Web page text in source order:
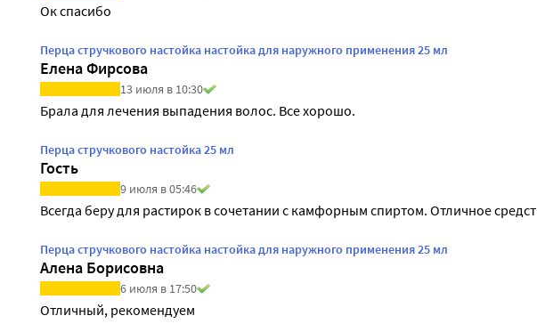
Ок спасибо
Перца стручкового настойка настойка для наружного применения 25 мл
Елена Фирсова
13 июля в 10:30
Брала для лечения выпадения волос. Все хорошо.
Перца стручкового настойка 25 мл
Гость
9 июля в 05:46
Всегда беру для растирок в сочетании с камфорным спиртом. Отличное
Перца стручкового настойка настойка для наружного применения 25 мл
Алена Борисовна
6 июля в 17:50
Отличный, рекомендуем